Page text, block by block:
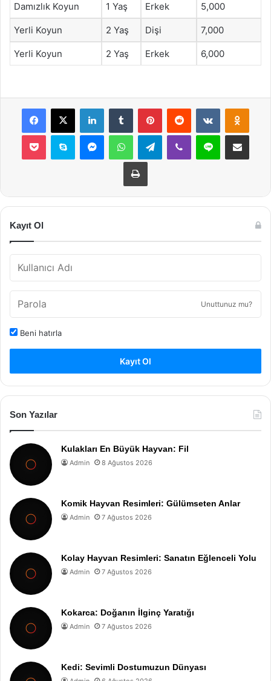
Damızlık Koyun 1 Yaş Erkek 5,000
Yerli Koyun 2 Yaş Dişi 7,000
Yerli Koyun 2 Yaş Erkek 6,000
Facebook
X LinkedInTumblr PinterestReddit VKontakte
Pocket Skype MessengerWhatsAppTelegramViber Line E-Posta ile
Yazdır
Kayıt Ol
Unuttunuz mu?
Beni hatırla
Kayıt Ol
Son Yazılar
Kulakları En Büyük Hayvan: Fil
Admin 8 Ağustos 2026
Komik Hayvan Resimleri: Gülümseten Anlar
Admin 7 Ağustos 2026
Kolay Hayvan Resimleri: Sanatın Eğlenceli Yolu
Admin 7 Ağustos 2026
Kokarca: Doğanın İlginç Yaratığı
Admin 7 Ağustos 2026
Kedi: Sevimli Dostumuzun Dünyası